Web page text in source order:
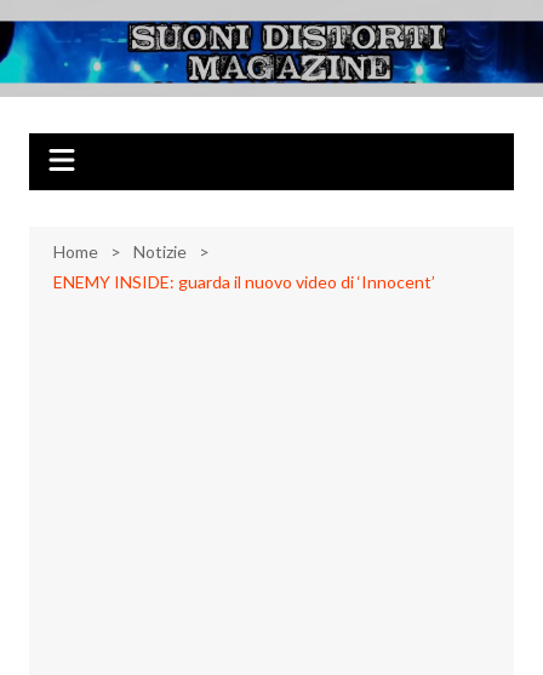
al
contenuto
Suoni Distorti
Magazine
Musica Rock, Metal, Punk e varie sonorità alternative
Home
Notizie
ENEMY INSIDE: guarda il nuovo video di ‘Innocent’